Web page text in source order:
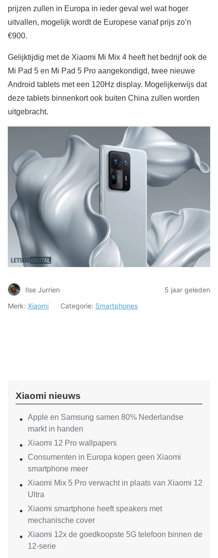
prijzen zullen in Europa in ieder geval wel wat hoger
uitvallen, mogelijk wordt de Europese vanaf prijs zo’n
€900.
Gelijktijdig met de Xiaomi Mi Mix 4 heeft het bedrijf ook de
Mi Pad 5 en Mi Pad 5 Pro aangekondigd, twee nieuwe
Android tablets met een 120Hz display. Mogelijkerwijs dat
deze tablets binnenkort ook buiten China zullen worden
uitgebracht.
Ilse Jurrien
5 jaar geleden
Merk: Xiaomi Categorie: Smartphones
Xiaomi nieuws
Apple en Samsung samen 80% Nederlandse
markt in handen
Xiaomi 12 Pro wallpapers
Consumenten in Europa kopen geen Xiaomi
smartphone meer
Xiaomi Mix 5 Pro verwacht in plaats van Xiaomi 12
Ultra
Xiaomi smartphone heeft speakers met
mechanische cover
Xiaomi 12x de goedkoopste 5G telefoon binnen de
12-serie